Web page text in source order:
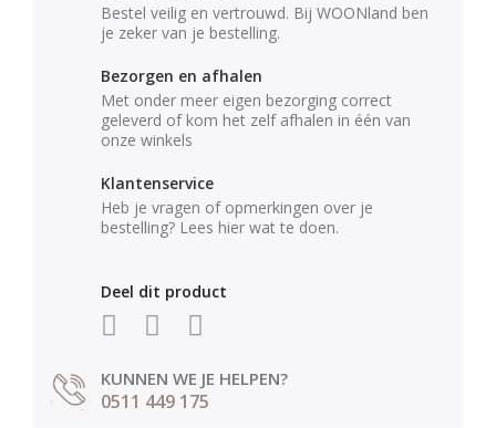
Bestel veilig en vertrouwd. Bij WOONland ben
je zeker van je bestelling.
Bezorgen en afhalen
Met onder meer eigen bezorging correct
geleverd of kom het zelf afhalen in één van
onze winkels
Klantenservice
Heb je vragen of opmerkingen over je
bestelling? Lees hier wat te doen.
Deel dit product
KUNNEN WE JE HELPEN?
0511 449 175